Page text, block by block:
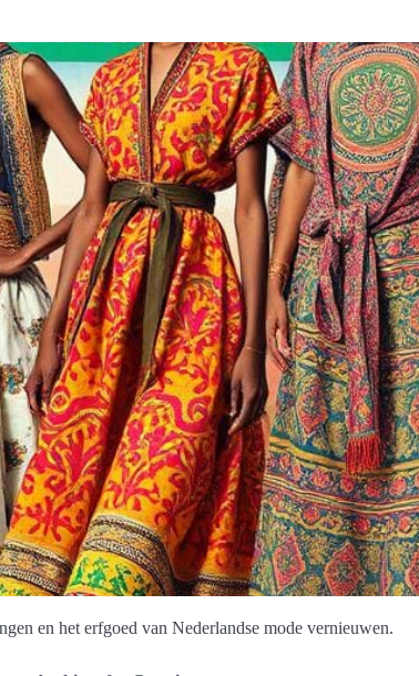
en het erfgoed van Nederlandse mode vernieuwen.